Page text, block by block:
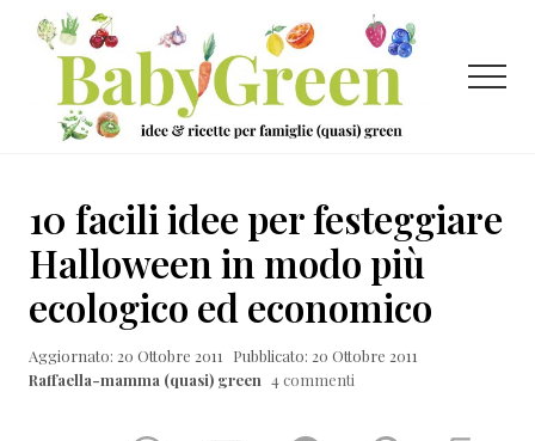
Menu
Passa
contenuto
principale
Passa
laterale
primaria
Passa
ricette
per
famiglie
(quasi)
green
Menu
10 facili idee per festeggiare
Halloween in modo più
ecologico ed economico
Aggiornato: 20 Ottobre 2011
Pubblicato: 20 Ottobre 2011
Raffaella-mamma (quasi) green 4 commenti